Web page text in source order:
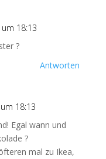
18:13
?
Antworten
18:13
Egal wann und
?
mal zu Ikea,